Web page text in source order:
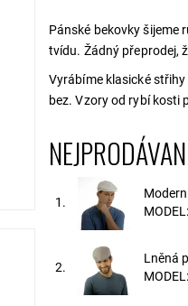
Pánské bekovky šijeme
tvídu. Žádný přeprodej,
Vyrábíme klasické
bez. Vzory od rybí kosti
1.
2.
Lněná